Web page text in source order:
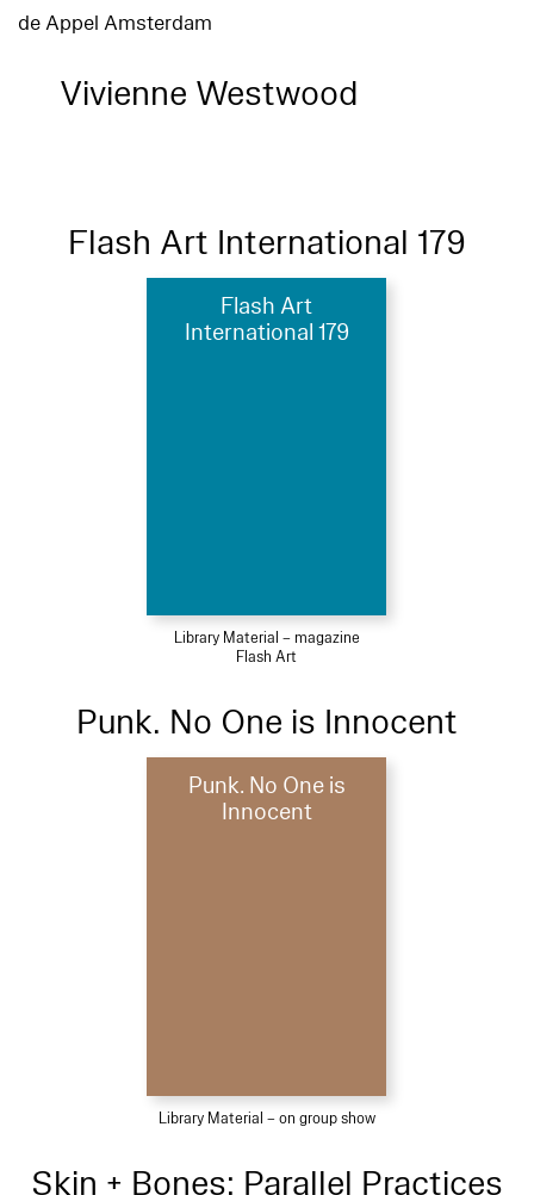
de Appel Amsterdam
Vivienne Westwood
Flash Art International 179
Flash Art
International 179
Library Material – magazine
Flash Art
Punk. No One is Innocent
Punk. No One is
Innocent
Library Material – on group show
Skin + Bones: Parallel Practices